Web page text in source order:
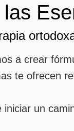
a crear
te ofrecen
un